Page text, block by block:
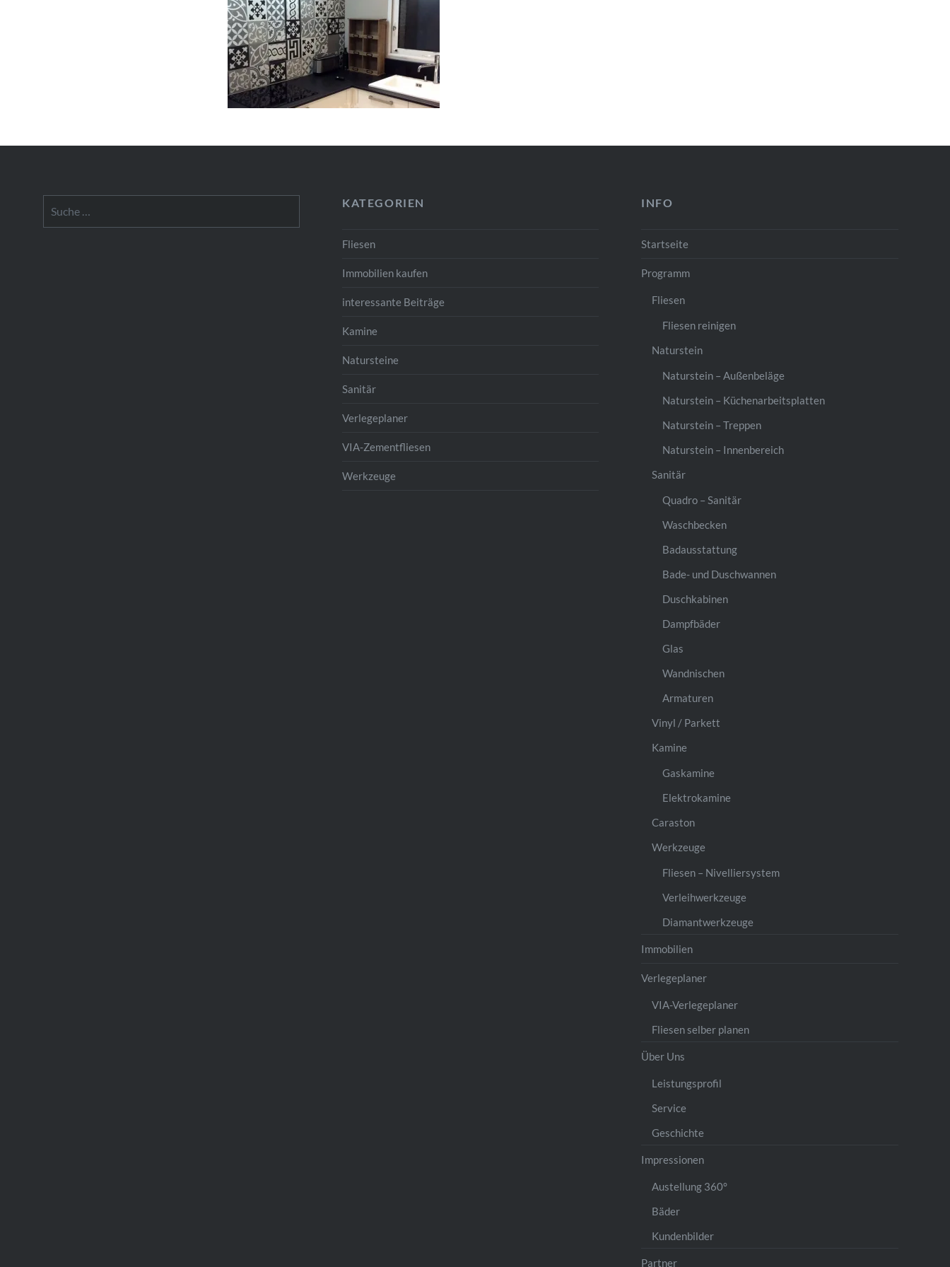
nach:
KATEGORIEN
Fliesen
Immobilien kaufen
interessante Beiträge
Kamine
Natursteine
Sanitär
Verlegeplaner
VIA-Zementfliesen
Werkzeuge
INFO
Startseite
Programm
Fliesen
Fliesen reinigen
Naturstein
Naturstein – Außenbeläge
Naturstein – Küchenarbeitsplatten
Naturstein – Treppen
Naturstein – Innenbereich
Sanitär
Quadro – Sanitär
Waschbecken
Badausstattung
Bade- und Duschwannen
Duschkabinen
Dampfbäder
Glas
Wandnischen
Armaturen
Vinyl / Parkett
Kamine
Gaskamine
Elektrokamine
Caraston
Werkzeuge
Fliesen – Nivelliersystem
Verleihwerkzeuge
Diamantwerkzeuge
Immobilien
Verlegeplaner
VIA-Verlegeplaner
Fliesen selber planen
Über Uns
Leistungsprofil
Service
Geschichte
Impressionen
Austellung 360°
Bäder
Kundenbilder
Partner